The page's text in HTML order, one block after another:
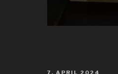
VERÖFFENTLICHT
7. APRIL 2024